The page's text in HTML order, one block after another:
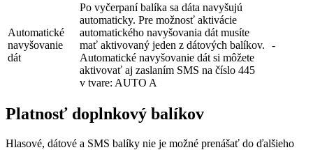
Automatické
navyšovanie
dát
Po vyčerpaní balíka sa dáta navyšujú
automaticky. Pre možnosť aktivácie
automatického navyšovania dát musíte
mať aktivovaný jeden z dátových balíkov.
Automatické navyšovanie dát si môžete
aktivovať aj zaslaním SMS na číslo 445
v tvare: AUTO A
-
Platnosť doplnkový balíkov
Hlasové, dátové a SMS balíky nie je možné prenášať do ďalšieho